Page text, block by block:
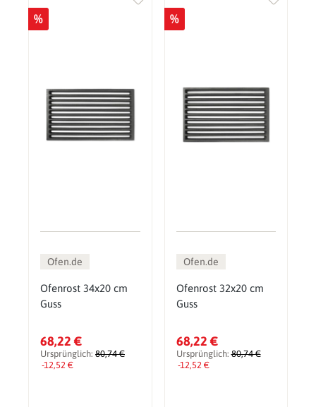
%
Ofen.de
Ofenrost 34x20 cm
Guss
68,22 €
Ursprünglich: 80,74 €
-12,52 €
%
Ofen.de
Ofenrost 32x20 cm
Guss
68,22 €
Ursprünglich:80,74 €
-12,52 €